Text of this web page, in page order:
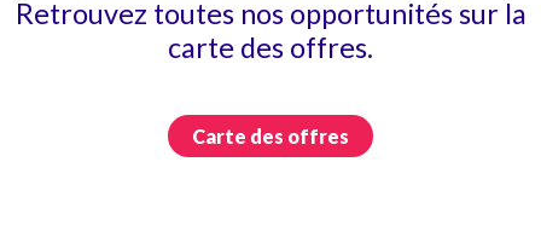
Retrouvez toutes nos opportunités sur la
carte des offres.
Carte des offres